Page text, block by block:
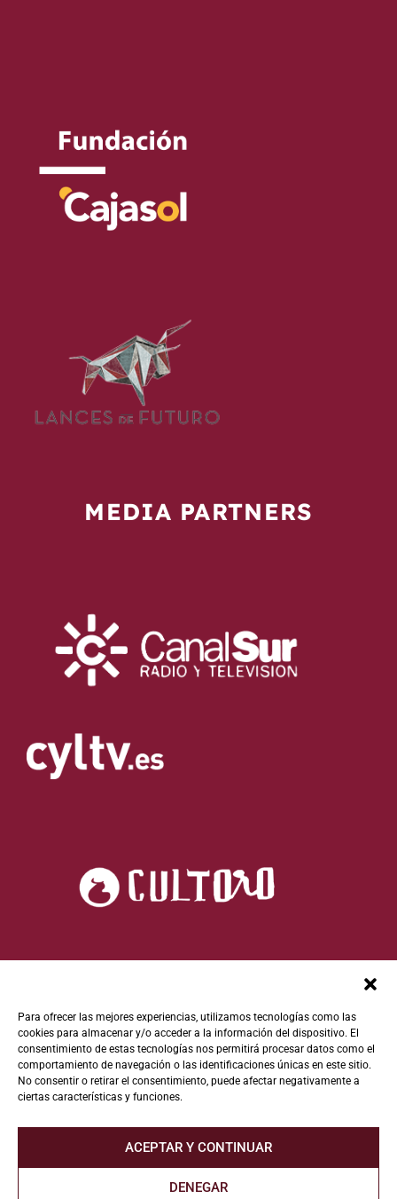
Para ofrecer las mejores experiencias, utilizamos tecnologías como las
cookies para almacenar y/o acceder a la información del dispositivo. El
consentimiento de estas tecnologías nos permitirá procesar datos como el
comportamiento de navegación o las identificaciones únicas en este sitio.
No consentir o retirar el consentimiento, puede afectar negativamente a
ciertas características y funciones.
ACEPTAR Y CONTINUAR
DENEGAR
MEDIA PARTNERS